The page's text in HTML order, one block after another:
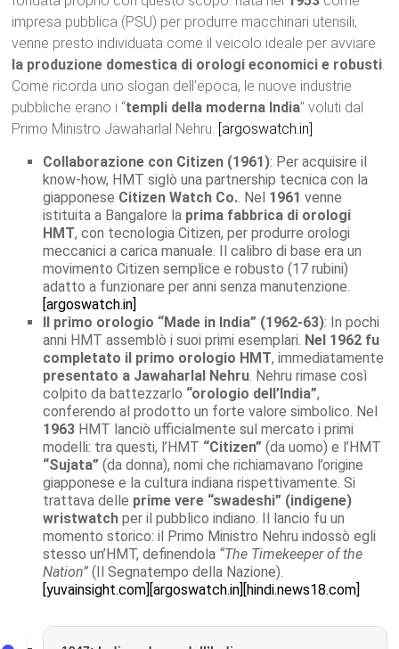
impresa pubblica (PSU) per produrre macchinari utensili,
venne presto individuata come il veicolo ideale per avviare
la produzione domestica di orologi economici e robusti.
Come ricorda uno slogan dell’epoca, le nuove industrie
pubbliche erano i “templi della moderna India” voluti dal
Primo Ministro Jawaharlal Nehru. [argoswatch.in]
Collaborazione con Citizen (1961): Per acquisire il
know-how, HMT siglò una partnership tecnica con la
giapponese Citizen Watch Co.. Nel 1961 venne
istituita a Bangalore la prima fabbrica di orologi
HMT, con tecnologia Citizen, per produrre orologi
meccanici a carica manuale. Il calibro di base era un
movimento Citizen semplice e robusto (17 rubini)
adatto a funzionare per anni senza manutenzione.
[argoswatch.in]
Il primo orologio “Made in India” (1962-63): In pochi
anni HMT assemblò i suoi primi esemplari. Nel 1962 fu
completato il primo orologio HMT, immediatamente
presentato a Jawaharlal Nehru. Nehru rimase così
colpito da battezzarlo “orologio dell’India”,
conferendo al prodotto un forte valore simbolico. Nel
1963 HMT lanciò ufficialmente sul mercato i primi
modelli: tra questi, l’HMT “Citizen” (da uomo) e l’HMT
“Sujata” (da donna), nomi che richiamavano l’origine
giapponese e la cultura indiana rispettivamente. Si
trattava delle prime vere “swadeshi” (indigene)
wristwatch per il pubblico indiano. Il lancio fu un
momento storico: il Primo Ministro Nehru indossò egli
stesso un’HMT, definendola “The Timekeeper of the
Nation” (Il Segnatempo della Nazione).
[yuvainsight.com] [argoswatch.in] [hindi.news18.com]